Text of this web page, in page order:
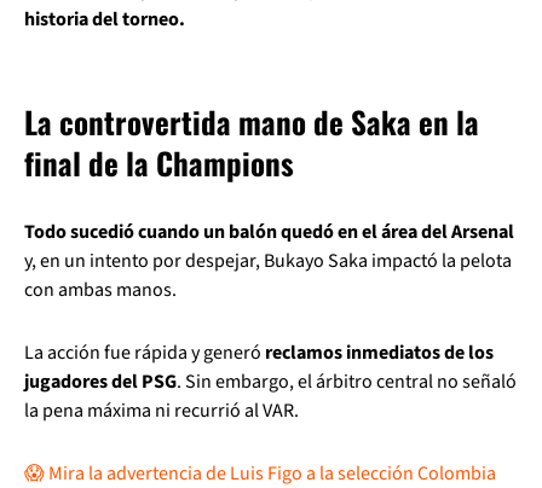
historia del torneo.
La controvertida mano de Saka en la
final de la Champions
Todo sucedió cuando un balón quedó en el área del Arsenal
y, en un intento por despejar, Bukayo Saka impactó la pelota
con ambas manos.
La acción fue rápida y generó reclamos inmediatos de los
jugadores del PSG. Sin embargo, el árbitro central no señaló
la pena máxima ni recurrió al VAR.
😱 Mira la advertencia de Luis Figo a la selección Colombia